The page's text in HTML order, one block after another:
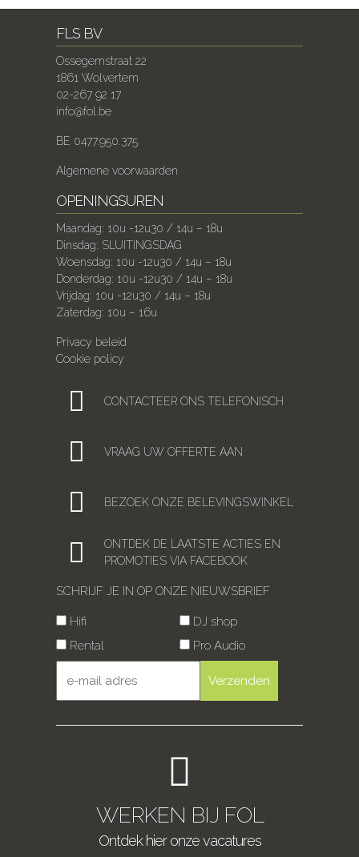
FLS BV
Ossegemstraat 22
1861 Wolvertem
02-267 92 17
info@fol.be
BE 0477.950.375
Algemene voorwaarden
OPENINGSUREN
Maandag: 10u -12u30 / 14u – 18u
Dinsdag: SLUITINGSDAG
Woensdag: 10u -12u30 / 14u – 18u
Donderdag: 10u -12u30 / 14u – 18u
Vrijdag: 10u -12u30 / 14u – 18u
Zaterdag: 10u – 16u
Privacy beleid
Cookie policy
CONTACTEER ONS TELEFONISCH
VRAAG UW OFFERTE AAN
BEZOEK ONZE BELEVINGSWINKEL
ONTDEK DE LAATSTE ACTIES EN
PROMOTIES VIA FACEBOOK
SCHRIJF JE IN OP ONZE NIEUWSBRIEF
Hifi
DJ shop
Rental
Pro Audio
WERKEN BIJ FOL
Ontdek hier onze vacatures